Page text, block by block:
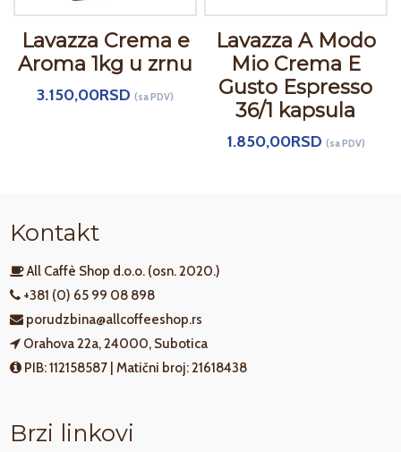
Lavazza Crema e
Aroma 1kg u zrnu
3.150,00RSD(sa PDV)
Lavazza A Modo
Mio Crema E
Gusto Espresso
36/1 kapsula
1.850,00RSD (sa PDV)
Kontakt
All Caffè Shop d.o.o. (osn. 2020.)
+381 (0) 65 99 08 898
porudzbina@allcoffeeshop.rs
Orahova 22a, 24000, Subotica
PIB: 112158587 | Matični broj: 21618438
Brzi linkovi